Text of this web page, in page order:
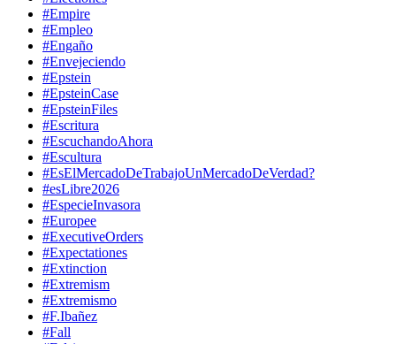
#Empire
#Empleo
#Engaño
#Envejeciendo
#Epstein
#EpsteinCase
#EpsteinFiles
#Escritura
#EscuchandoAhora
#Escultura
#EsElMercadoDeTrabajoUnMercadoDeVerdad?
#esLibre2026
#EspecieInvasora
#Europee
#ExecutiveOrders
#Expectationes
#Extinction
#Extremism
#Extremismo
#F.Ibañez
#Fall